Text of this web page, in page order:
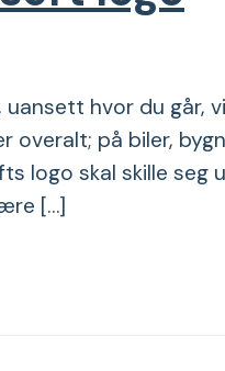
uansett hvor du går,
overalt; på biler,
logo skal skille seg
[…]